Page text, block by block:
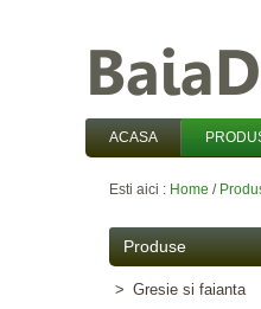
ACASA
Esti aici : Home /
Produse
> Gresie si faianta